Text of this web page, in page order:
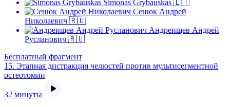
Simonas Grybauskas 🇱🇹
Сенюк Андрей
Николаевич 🇷🇺
Андреищев Андрей
Русланович 🇷🇺
Бесплатный фрагмент
15. Этапная дистракция челюстей против мультисегментной
остеотомии
32 минуты